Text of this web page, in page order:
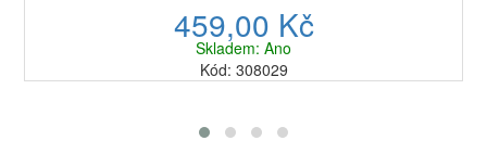
459,00 Kč
Skladem: Ano
Kód: 308029